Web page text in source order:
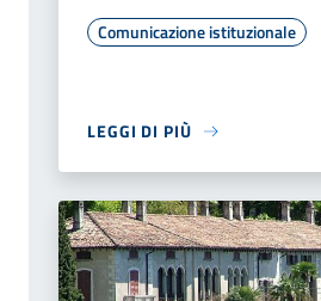
Comunicazione istituzionale
LEGGI DI PIÙ